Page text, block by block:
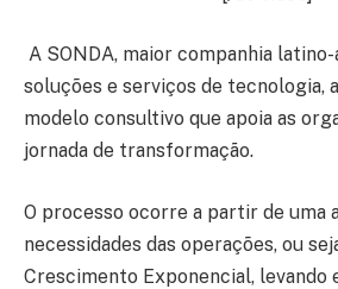
A SONDA, maior companhia
soluções e serviços de tecnologia,
modelo consultivo que apoia as
jornada de transformação.
O processo ocorre a partir de uma
necessidades das operações, ou
Crescimento Exponencial, levando